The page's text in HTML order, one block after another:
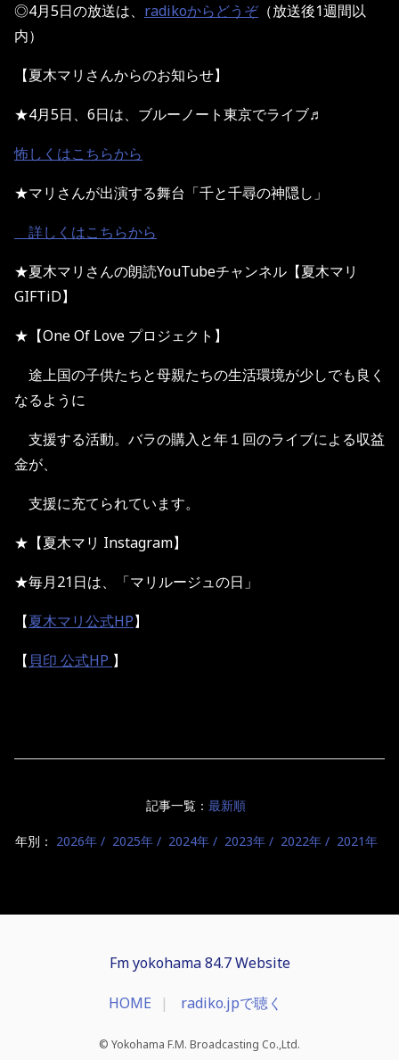
◎4月5日の放送は、 radikoからどうぞ（放送後1週間以
内）
【夏木マリさんからのお知らせ】
★4月5日、6日は、ブルーノート東京でライブ♬
怖しくはこちらから
★マリさんが出演する舞台「千と千尋の神隠し」
詳しくはこちらから
★夏木マリさんの朗読YouTubeチャンネル【夏木マリ
GIFTiD】
★【One Of Love プロジェクト】
途上国の子供たちと母親たちの生活環境が少しでも良く
なるように
支援する活動。バラの購入と年１回のライブによる収益
金が、
支援に充てられています。
★【夏木マリ Instagram】
★毎月21日は、「マリルージュの日」
【夏木マリ公式HP】
【 貝印 公式HP 】
記事一覧： 最新順
年別： 2026年 2025年 2024年 2023年 2022年 2021年
Fm yokohama 84.7 Website
HOME radiko.jpで聴く
© Yokohama F.M. Broadcasting Co.,Ltd.